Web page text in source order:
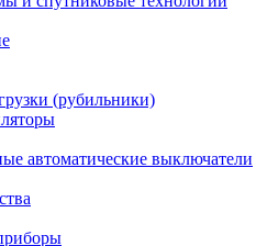
(рубильники)
автоматические выключатели